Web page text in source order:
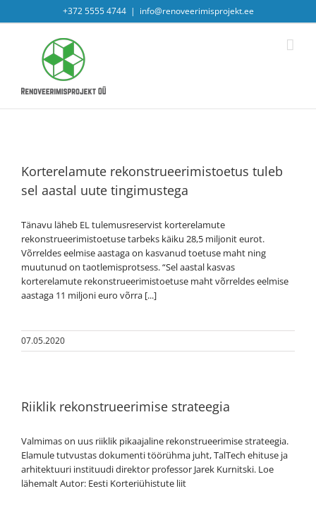
to
+372 5555 4744 | info@renoveerimisprojekt.ee
Korterelamute rekonstrueerimistoetus tuleb
sel aastal uute tingimustega
Tänavu läheb EL tulemusreservist korterelamute
rekonstrueerimistoetuse tarbeks käiku 28,5 miljonit eurot.
Võrreldes eelmise aastaga on kasvanud toetuse maht ning
muutunud on taotlemisprotsess. “Sel aastal kasvas
korterelamute rekonstrueerimistoetuse maht võrreldes eelmise
aastaga 11 miljoni euro võrra [...]
07.05.2020
Riiklik rekonstrueerimise strateegia
Valmimas on uus riiklik pikaajaline rekonstrueerimise strateegia.
Elamule tutvustas dokumenti töörühma juht, TalTech ehituse ja
arhitektuuri instituudi direktor professor Jarek Kurnitski. Loe
lähemalt Autor: Eesti Korteriühistute liit